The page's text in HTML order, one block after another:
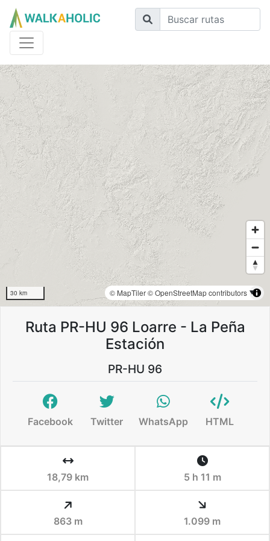
30 km © MapTiler© OpenStreetMap contributors
Ruta PR-HU 96 Loarre - La Peña
Estación
PR-HU 96
Facebook Twitter WhatsApp HTML
18,79 km 5 h 11 m
863 m 1.099 m